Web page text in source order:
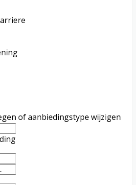
of aanbiedingstype wijzigen